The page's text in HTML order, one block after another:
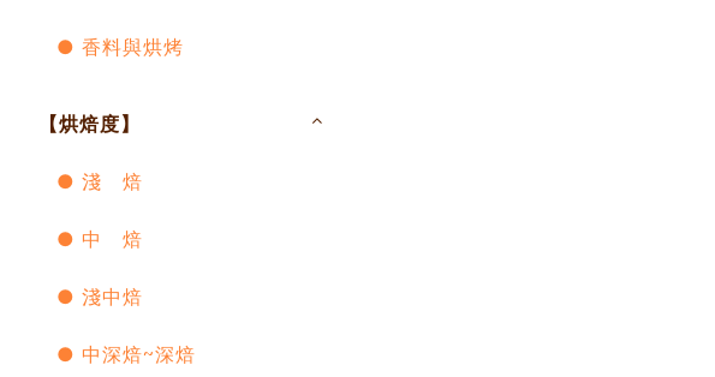
● 香料與烘烤
【烘焙度】
● 淺 焙
● 中 焙
● 淺中焙
● 中深焙~深焙